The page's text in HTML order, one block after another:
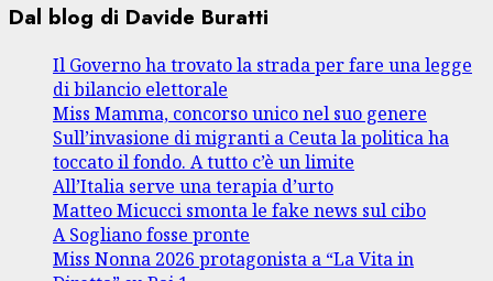
Dal blog di Davide Buratti
Il Governo ha trovato la strada per fare una legge
di bilancio elettorale
Miss Mamma, concorso unico nel suo genere
Sull’invasione di migranti a Ceuta la politica ha
toccato il fondo. A tutto c’è un limite
All’Italia serve una terapia d’urto
Matteo Micucci smonta le fake news sul cibo
A Sogliano fosse pronte
Miss Nonna 2026 protagonista a “La Vita in